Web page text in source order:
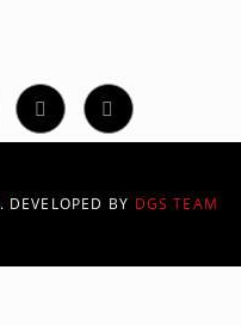
. DEVELOPED BY DGS TEAM